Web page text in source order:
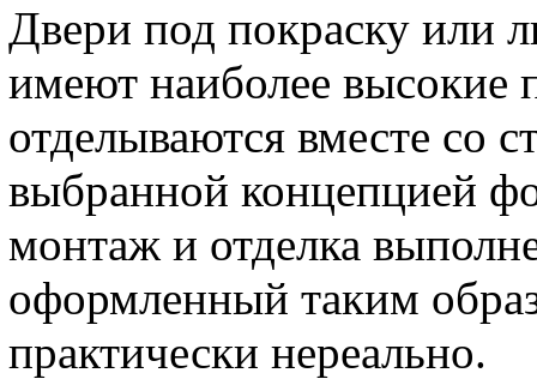
Двери под покраску или
имеют наиболее высокие
отделываются вместе со
выбранной концепцией
монтаж и отделка
оформленный таким
практически нереально.